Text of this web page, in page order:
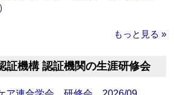
もっと見る »
証機構 認証機関の生涯研修会